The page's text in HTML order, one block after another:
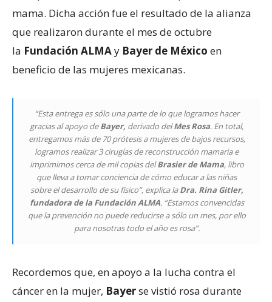
mama. Dicha acción fue el resultado de la alianza
que realizaron durante el mes de octubre
la Fundación ALMAy Bayer de México en
beneficio de las mujeres mexicanas.
“Esta entrega es sólo una parte de lo que logramos hacer
gracias al apoyo deBayer, derivado delMes Rosa. En total,
entregamos más de 70 prótesis a mujeres de bajos recursos,
logramos realizar 3 cirugías de reconstrucción mamaria e
imprimimos cerca de mil copias delBrasier de Mama, libro
que lleva a tomar conciencia de cómo educar a las niñas
sobre el desarrollo de su físico”, explica laDra. Rina Gitler,
fundadora de la Fundación ALMA. “Estamos convencidas
que la prevención no puede reducirse a sólo un mes, por ello
para nosotras todo el año es rosa”.
Recordemos que, en apoyo a la lucha contra el
cáncer en la mujer, Bayerse vistió rosa durante